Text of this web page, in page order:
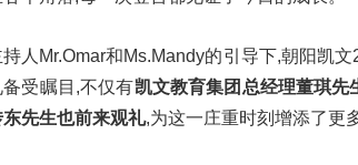
人Mr.Omar和Ms.Mandy的引导下,朝阳凯
受瞩目,不仅有凯文教育集团总经理董琪先
东先生也前来观礼,为这一庄重时刻增添了更